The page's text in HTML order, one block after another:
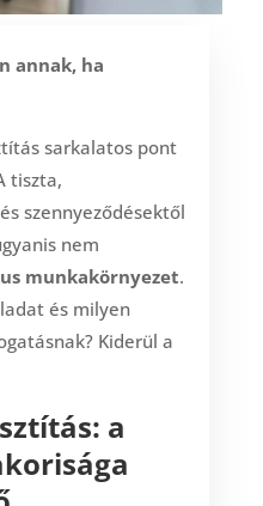
annak, ha
sarkalatos pont
tiszta,
szennyeződésektől
nem
munkakörnyezet.
és milyen
Kiderül a
a